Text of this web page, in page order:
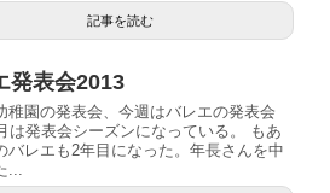
記事を読む
発表会2013
稚園の発表会、今週はバレエの発表会
は発表会シーズンになっている。 もあ
バレエも2年目になった。年長さんを中
...